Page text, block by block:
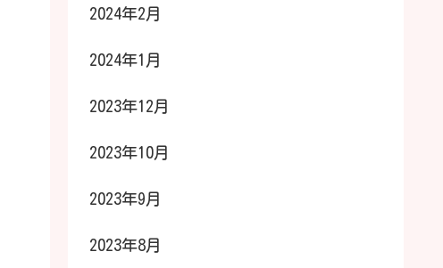
2024年2月
2024年1月
2023年12月
2023年10月
2023年9月
2023年8月